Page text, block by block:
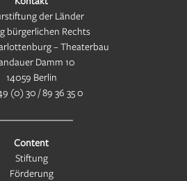
der Länder
bürgerlichen Rechts
– Theaterbau
Damm 10
14059 Berlin
(0) 30 / 89 36 35 0
Content
Stiftung
Förderung